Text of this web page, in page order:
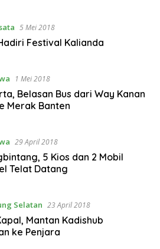
5 Mei 2018
Festival Kalianda
1 Mei 2018
Belasan Bus dari Way Kanan
Merak Banten
29 April 2018
5 Kios dan 2 Mobil
Telat Datang
Selatan 23 April 2018
Mantan Kadishub
ke Penjara